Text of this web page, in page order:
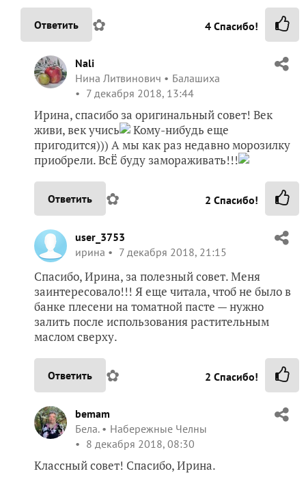
Ответить ✿ 4 Спасибо!
Nali
Нина Литвинович
Балашиха
7 декабря 2018, 13:44
Ирина, спасибо за оригинальный совет! Век
живи, век учись
Кому-нибудь еще
пригодится))) А мы как раз недавно морозилку
приобрели. ВсЁ буду замораживать!!!
Ответить ✿ 2 Спасибо!
user_3753
ирина
7 декабря 2018, 21:15
Спасибо, Ирина, за полезный совет. Меня
заинтересовало!!! Я еще читала, чтоб не было в
банке плесени на томатной пасте — нужно
залить после использования растительным
маслом сверху.
Ответить ✿ 2 Спасибо!
bemam
Бела.
Набережные Челны
8 декабря 2018, 08:30
Классный совет! Спасибо, Ирина.